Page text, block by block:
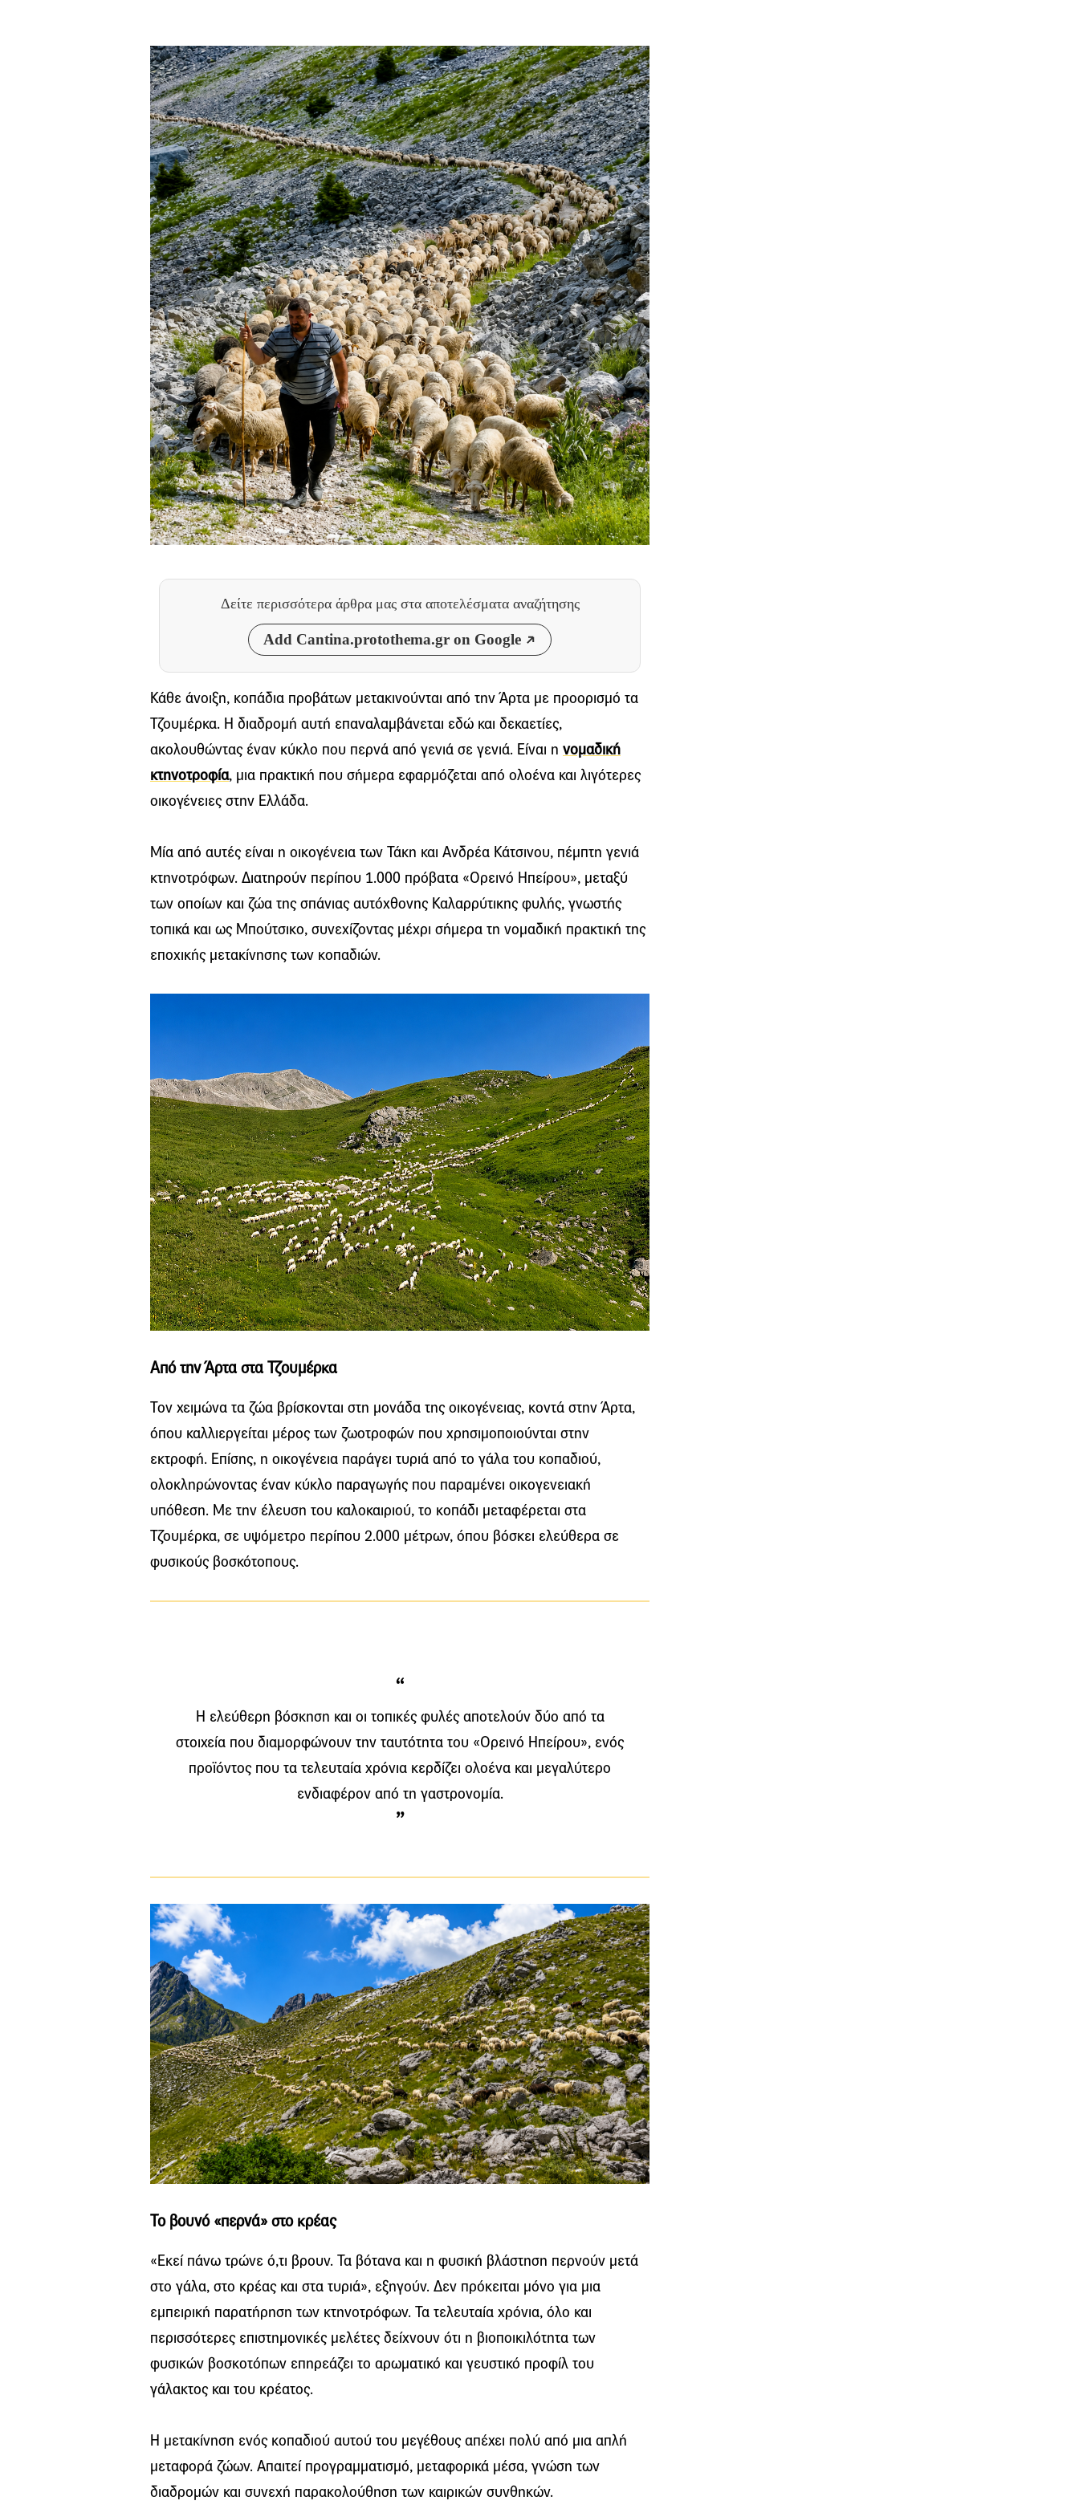
Δείτε περισσότερα άρθρα μας στα αποτελέσματα αναζήτησης
Add Cantina.protothema.gr on Google
Κάθε άνοιξη, κοπάδια προβάτων μετακινούνται από την Άρτα με προορισμό τα
Τζουμέρκα. Η διαδρομή αυτή επαναλαμβάνεται εδώ και δεκαετίες,
ακολουθώντας έναν κύκλο που περνά από γενιά σε γενιά. Είναι η νομαδική
κτηνοτροφία, μια πρακτική που σήμερα εφαρμόζεται από ολοένα και λιγότερες
οικογένειες στην Ελλάδα.
Μία από αυτές είναι η οικογένεια των Τάκη και Ανδρέα Κάτσινου, πέμπτη γενιά
κτηνοτρόφων. Διατηρούν περίπου 1.000 πρόβατα «Ορεινό Ηπείρου», μεταξύ
των οποίων και ζώα της σπάνιας αυτόχθονης Καλαρρύτικης φυλής, γνωστής
τοπικά και ως Μπούτσικο, συνεχίζοντας μέχρι σήμερα τη νομαδική πρακτική της
εποχικής μετακίνησης των κοπαδιών.
Από την Άρτα στα Τζουμέρκα
Τον χειμώνα τα ζώα βρίσκονται στη μονάδα της οικογένειας, κοντά στην Άρτα,
όπου καλλιεργείται μέρος των ζωοτροφών που χρησιμοποιούνται στην
εκτροφή. Επίσης, η οικογένεια παράγει τυριά από το γάλα του κοπαδιού,
ολοκληρώνοντας έναν κύκλο παραγωγής που παραμένει οικογενειακή
υπόθεση. Με την έλευση του καλοκαιριού, το κοπάδι μεταφέρεται στα
Τζουμέρκα, σε υψόμετρο περίπου 2.000 μέτρων, όπου βόσκει ελεύθερα σε
φυσικούς βοσκότοπους.
Η ελεύθερη βόσκηση και οι τοπικές φυλές αποτελούν δύο από τα
στοιχεία που διαμορφώνουν την ταυτότητα του «Ορεινό Ηπείρου», ενός
προϊόντος που τα τελευταία χρόνια κερδίζει ολοένα και μεγαλύτερο
ενδιαφέρον από τη γαστρονομία.
Το βουνό «περνά» στο κρέας
«Εκεί πάνω τρώνε ό,τι βρουν. Τα βότανα και η φυσική βλάστηση περνούν μετά
στο γάλα, στο κρέας και στα τυριά», εξηγούν. Δεν πρόκειται μόνο για μια
εμπειρική παρατήρηση των κτηνοτρόφων. Τα τελευταία χρόνια, όλο και
περισσότερες επιστημονικές μελέτες δείχνουν ότι η βιοποικιλότητα των
φυσικών βοσκοτόπων επηρεάζει το αρωματικό και γευστικό προφίλ του
γάλακτος και του κρέατος.
Η μετακίνηση ενός κοπαδιού αυτού του μεγέθους απέχει πολύ από μια απλή
μεταφορά ζώων. Απαιτεί προγραμματισμό, μεταφορικά μέσα, γνώση των
διαδρομών και συνεχή παρακολούθηση των καιρικών συνθηκών.